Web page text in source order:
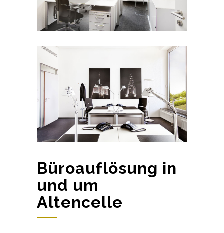
Büroauflösung in
und um
Altencelle